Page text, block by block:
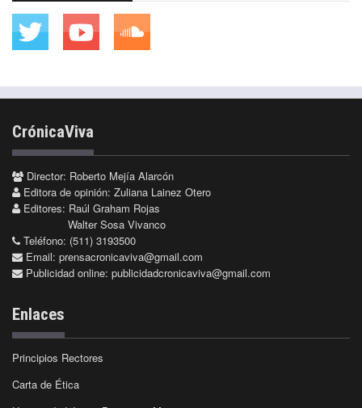
CrónicaViva
Director: Roberto Mejía Alarcón
Editora de opinión: Zuliana Lainez Otero
Editores: Raúl Graham Rojas
Walter Sosa Vivanco
Teléfono: (511) 3193500
Email: prensacronicaviva@gmail.com
Publicidad online: publicidadcronicaviva@gmail.com
Enlaces
Principios Rectores
Carta de Ética